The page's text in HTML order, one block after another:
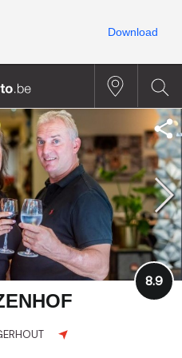
8.9
Download